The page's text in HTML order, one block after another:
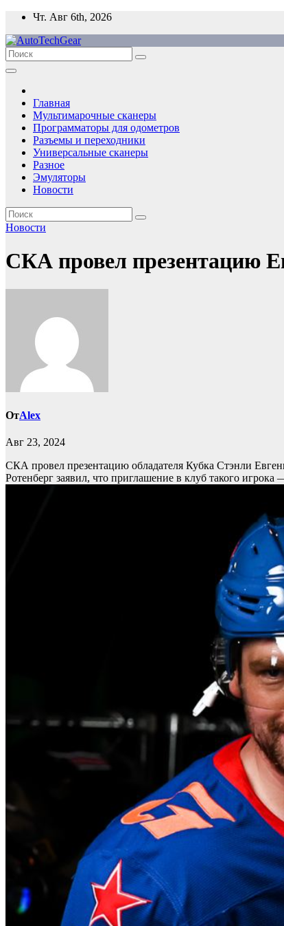
Перейти
содержимому
Чт. Авг 6th, 2026
Главная
Мультимарочные сканеры
Программаторы для одометров
Разъемы и переходники
Универсальные сканеры
Разное
Эмуляторы
Новости
Новости
СКА провел презентацию
ОтAlex
Авг 23, 2024
СКА провел презентацию обладателя Кубка Стэнли
Ротенберг заявил, что приглашение в клуб такого